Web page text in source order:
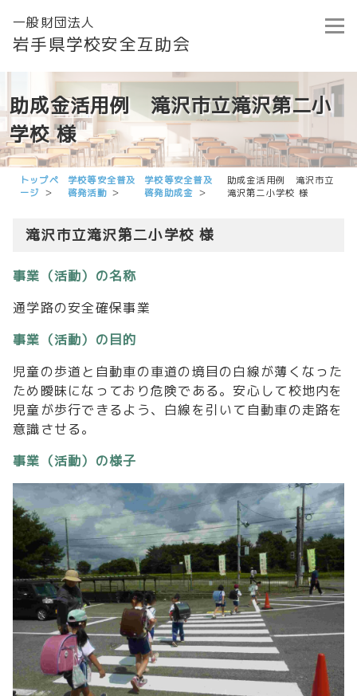
一般財団法人
岩手県学校安全互助会
助成金活用例 滝沢市立滝沢第二小
学校 様
トップペ
ージ
学校等安全普及
啓発活動
学校等安全普及
啓発助成金
助成金活用例 滝沢市立
滝沢第二小学校 様
滝沢市立滝沢第二小学校 様
事業（活動）の名称
通学路の安全確保事業
事業（活動）の目的
児童の歩道と自動車の車道の境目の白線が薄くなった
ため曖昧になっており危険である。安心して校地内を
児童が歩行できるよう、白線を引いて自動車の走路を
意識させる。
事業（活動）の様子